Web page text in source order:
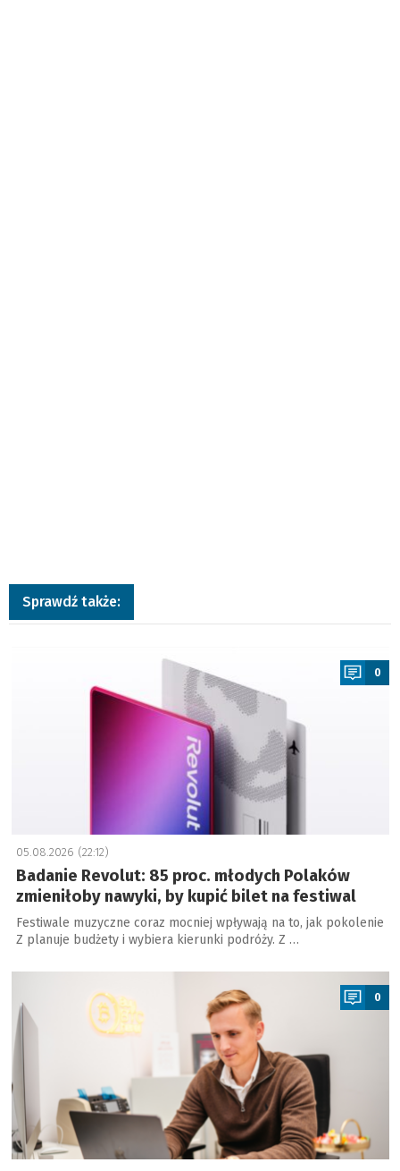
Sprawdź także:
0
05.08.2026 (22:12)
Badanie Revolut: 85 proc. młodych Polaków
zmieniłoby nawyki, by kupić bilet na festiwal
Festiwale muzyczne coraz mocniej wpływają na to, jak pokolenie
Z planuje budżety i wybiera kierunki podróży. Z …
a
0